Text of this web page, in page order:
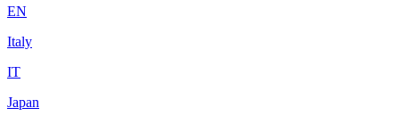
EN
Italy
IT
Japan